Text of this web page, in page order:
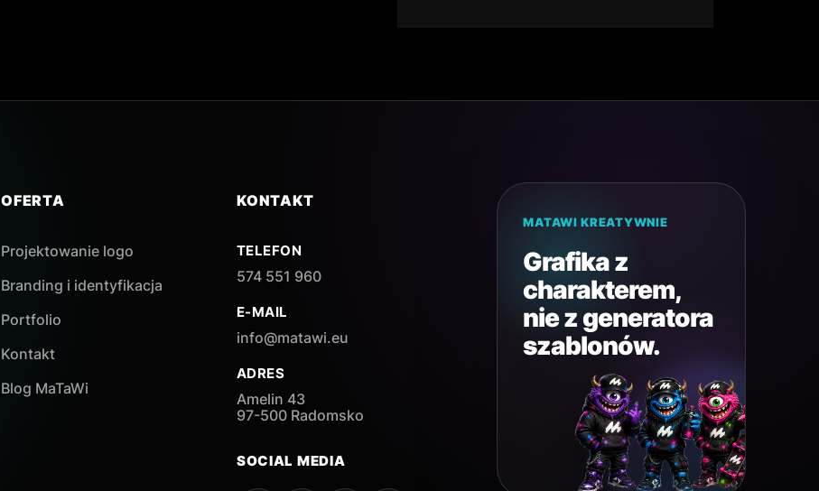
OFERTA
Projektowanie logo
Branding i identyfikacja
Portfolio
Kontakt
Blog MaTaWi
KONTAKT
TELEFON
574 551 960
E-MAIL
info@matawi.eu
ADRES
Amelin 43
97-500 Radomsko
SOCIAL MEDIA
MATAWI KREATYWNIE
Grafika z
charakterem,
nie z generatora
szablonów.